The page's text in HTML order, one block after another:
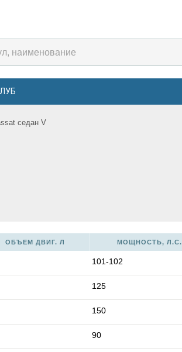
седан V
ОБЪЕМ ДВИГ. Л МОЩНОСТЬ, Л.С.
101-102
125
150
90